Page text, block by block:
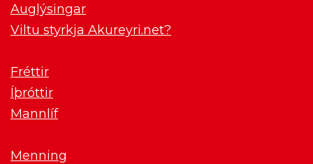
Auglýsingar
Viltu styrkja Akureyri.net?
Fréttir
Íþróttir
Mannlíf
Menning